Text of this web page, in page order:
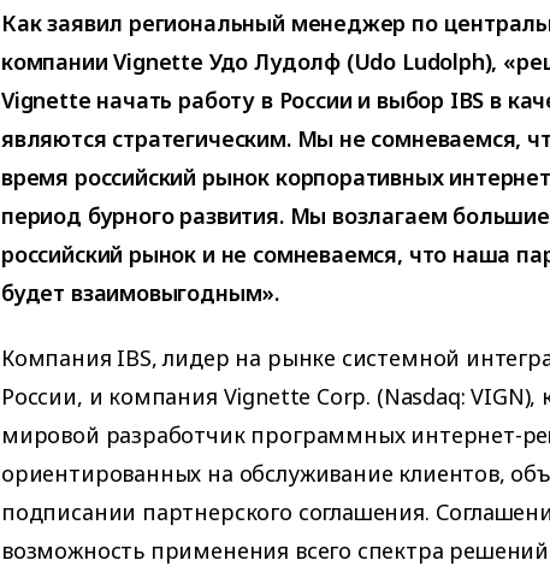
Как заявил региональный менеджер по
компании Vignette Удо Лудолф (Udo Ludolph),
Vignette начать работу в России и выбор IBS в
являются стратегическим. Мы не сомневаемся,
время российский рынок корпоративных
период бурного развития. Мы возлагаем
российский рынок и не сомневаемся, что наша
будет взаимовыгодным».
Компания IBS, лидер на рынке системной
России, и компания Vignette Corp. (Nasdaq:
мировой разработчик программных интернет-
ориентированных на обслуживание клиентов,
подписании партнерского соглашения.
возможность применения всего спектра